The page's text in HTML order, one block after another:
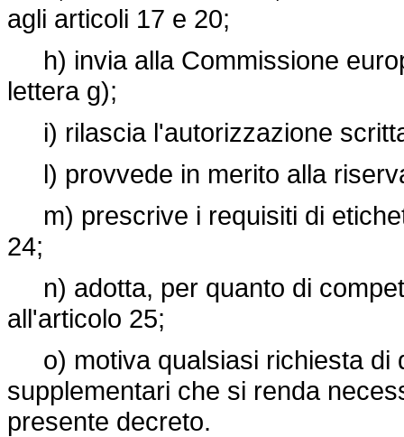
agli articoli 17 e 20;
h) invia alla Commissione
lettera g);
i) rilascia l'autorizzazione
l) provvede in merito alla
m) prescrive i requisiti di
24;
n) adotta, per quanto di
all'articolo 25;
o) motiva qualsiasi richiesta di
supplementari che si renda
presente decreto.